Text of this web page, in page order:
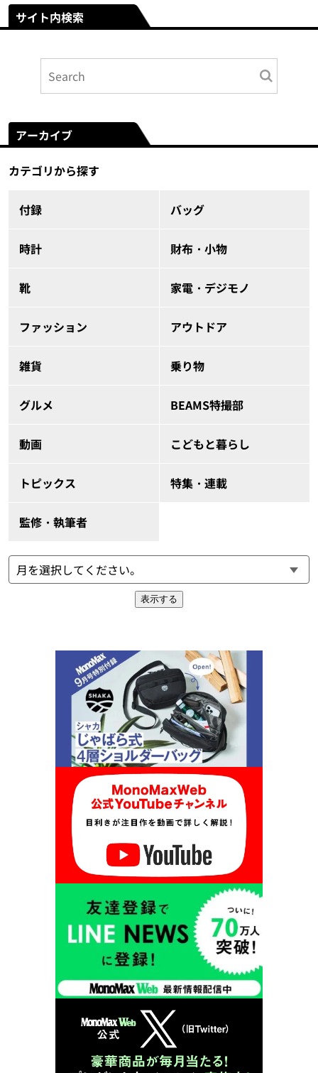
サイト内検索
アーカイブ
カテゴリから探す
付録 バッグ
時計 財布・小物
靴 家電・デジモノ
ファッション アウトドア
雑貨 乗り物
グルメ BEAMS特撮部
動画 こどもと暮らし
トピックス 特集・連載
監修・執筆者
表示する